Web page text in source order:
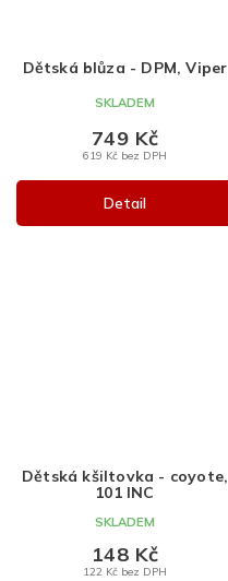
Dětská blůza - DPM, Viper
SKLADEM
619 Kč bez DPH
749 Kč
Detail
Dětská kšiltovka - coyote,
101 INC
SKLADEM
122 Kč bez DPH
148 Kč